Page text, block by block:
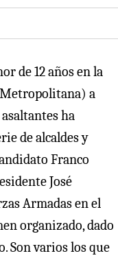
de 12 años en la
a
ha
de alcaldes y
Franco
José
Armadas en el
organizado, dado
Son varios los que